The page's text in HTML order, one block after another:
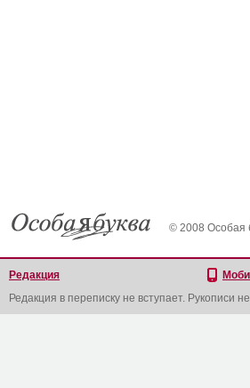
© 2008 Особая
Редакция
Редакция в переписку не вступает. Рукописи